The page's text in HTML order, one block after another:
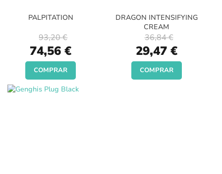
PALPITATION
Special
Price
74,56 €
93,20 €
COMPRAR
DRAGON INTENSIFYING
CREAM
Special
Price
29,47 €
36,84 €
COMPRAR